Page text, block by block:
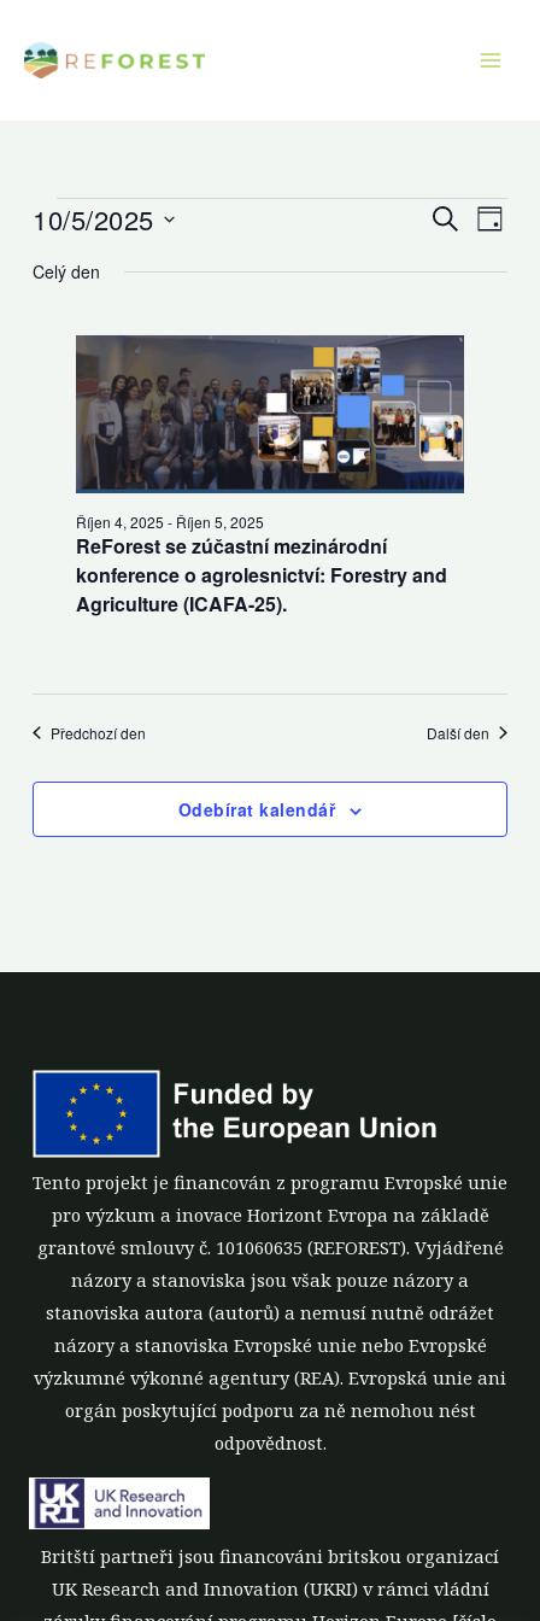
obsah
Akce
Říjen
Navigace
zobrazení
Akce
Hledat
Den
10/5/2025
datum.
Celý den
ReForest se zúčastní mezinárodní
konference o agrolesnictví: Forestry and
Agriculture (ICAFA-25).
Říjen 4, 2025 - Říjen 5, 2025
Předchozí den Další den
Odebírat kalendář
Tento projekt je financován z programu Evropské unie
pro výzkum a inovace Horizont Evropa na základě
grantové smlouvy č. 101060635 (REFOREST). Vyjádřené
názory a stanoviska jsou však pouze názory a
stanoviska autora (autorů) a nemusí nutně odrážet
názory a stanoviska Evropské unie nebo Evropské
výzkumné výkonné agentury (REA). Evropská unie ani
orgán poskytující podporu za ně nemohou nést
odpovědnost.
Britští partneři jsou financováni britskou organizací
UK Research and Innovation (UKRI) v rámci vládní